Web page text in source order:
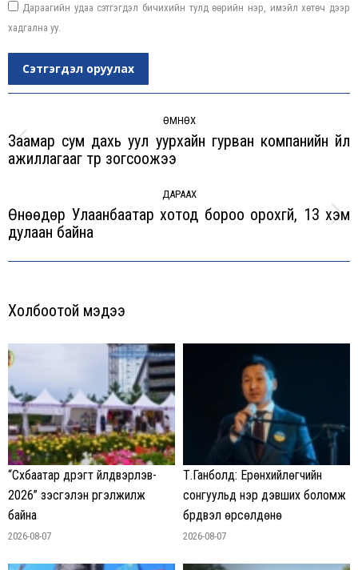
Дараагийн удаа сэтгэгдэл бичихийн тулд өөрийн нэр, имэйл хөтөч дээр
хадгална уу.
Сэтгэгдэл оруулах
navigation
ӨМНӨХ
Previous
Заамар сум дахь уул уурхайн гурван компанийн үйл
ажиллагааг түр зогсоожээ
ДАРААХ
Next
Өнөөдөр Улаанбаатар хотод бороо орохгүй, 13 хэм
дулаан байна
Холбоотой мэдээ
“Сүхбаатар дүүрэгт үйлдвэрлэв-
2026” үзэсгэлэн үргэлжилж
байна
2026-08-07
Т.Ганболд: Ерөнхийлөгчийн
сонгуульд нэр дэвших боломж
бүрдвэл өрсөлдөнө
2026-08-07